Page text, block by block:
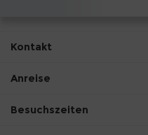
Kontakt
Anreise
Besuchszeiten